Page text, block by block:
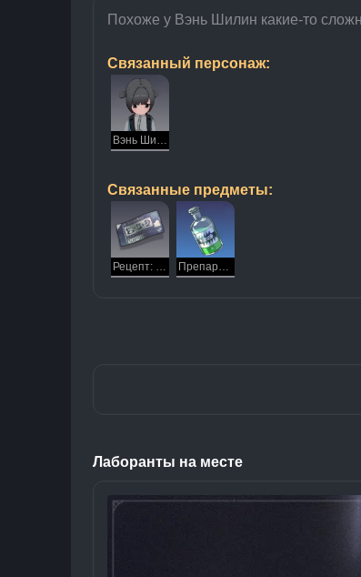
Похоже у Вэнь Шилин какие-то
Связанный персонаж:
Вэнь Шилин
Связанные предметы:
Рецепт: Препарат «Приятель» Препарат «Приятель»
Лаборанты на месте